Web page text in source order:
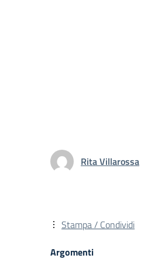
Rita Villarossa
Stampa / Condividi
Argomenti